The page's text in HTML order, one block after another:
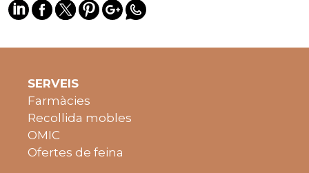
SERVEIS
Farmàcies
Recollida mobles
OMIC
Ofertes de feina